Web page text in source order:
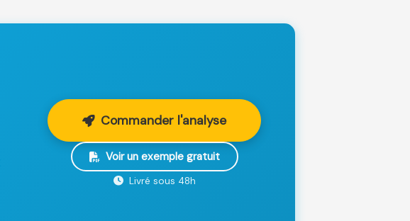
Commander l'analyse
Voir un exemple gratuit
Livré sous 48h